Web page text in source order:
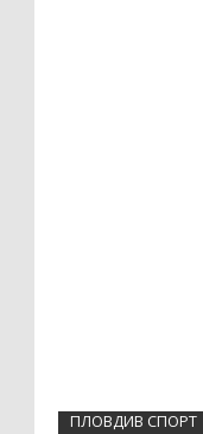
ПЛОВДИВ СПОРТ